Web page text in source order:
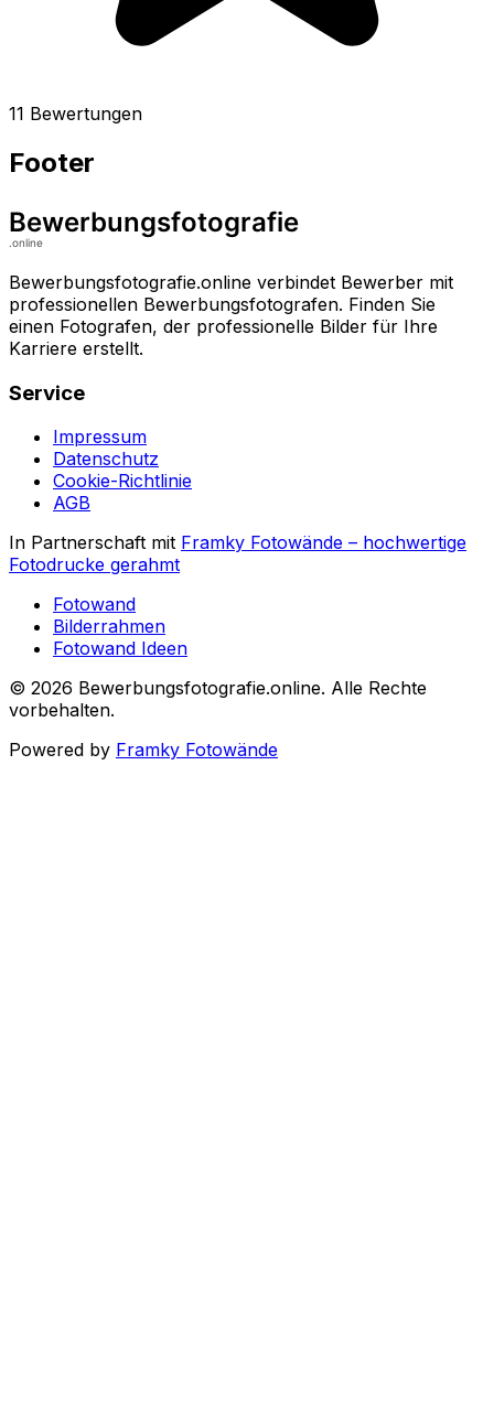
11 Bewertungen
Footer
Bewerbungsfotografie.online verbindet Bewerber mit
professionellen Bewerbungsfotografen. Finden Sie
einen Fotografen, der professionelle Bilder für Ihre
Karriere erstellt.
Service
Impressum
Datenschutz
Cookie-Richtlinie
AGB
In Partnerschaft mit Framky Fotowände – hochwertige
Fotodrucke gerahmt
Fotowand
Bilderrahmen
Fotowand Ideen
© 2026 Bewerbungsfotografie.online. Alle Rechte
vorbehalten.
Powered by Framky Fotowände